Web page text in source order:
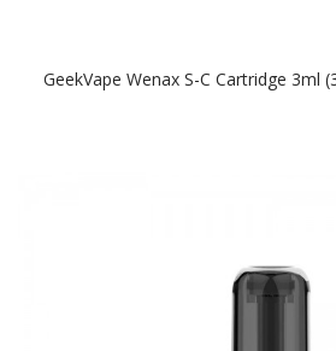
GeekVape Wenax S-C Cartridge 3ml